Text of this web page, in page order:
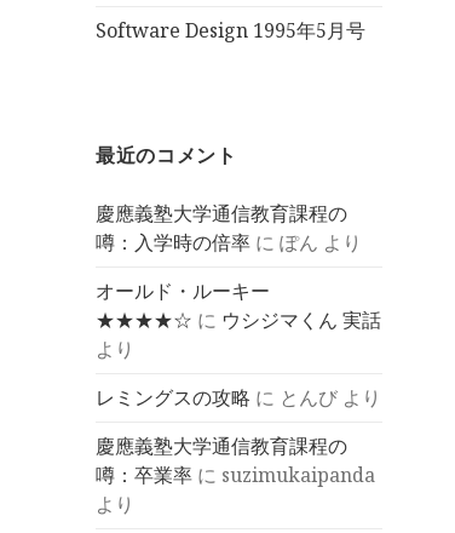
Software Design 1995年5月号
最近のコメント
慶應義塾大学通信教育課程の
噂：入学時の倍率 にぽん より
オールド・ルーキー
★★★★☆ に ウシジマくん 実話
より
レミングスの攻略 に とんび より
慶應義塾大学通信教育課程の
噂：卒業率 に suzimukaipanda
より